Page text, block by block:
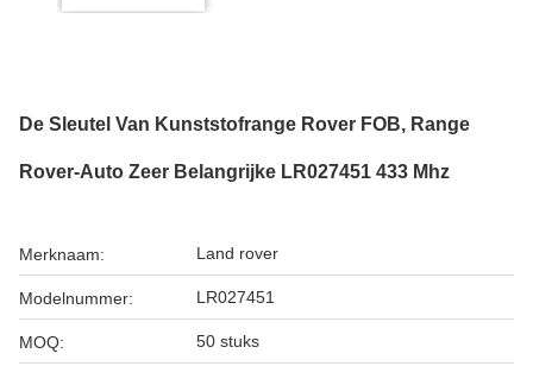
De Sleutel Van Kunststofrange Rover FOB, Range
Rover-Auto Zeer Belangrijke LR027451 433 Mhz
Merknaam: Land rover
Modelnummer: LR027451
MOQ: 50 stuks